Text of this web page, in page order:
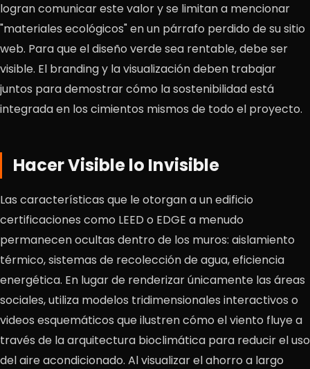
logran comunicar este valor y se limitan a mencionar
"materiales ecológicos" en un párrafo perdido de su sitio
web. Para que el diseño verde sea rentable, debe ser
visible. El branding y la visualización deben trabajar
juntos para demostrar cómo la sostenibilidad está
integrada en los cimientos mismos de todo el proyecto.
Hacer Visible lo Invisible
Las características que le otorgan a un edificio
certificaciones como LEED o EDGE a menudo
permanecen ocultas dentro de los muros: aislamiento
térmico, sistemas de recolección de agua, eficiencia
energética. En lugar de renderizar únicamente las áreas
sociales, utiliza modelos tridimensionales interactivos o
videos esquemáticos que ilustren cómo el viento fluye a
través de la arquitectura bioclimática para reducir el uso
del aire acondicionado. Al visualizar el ahorro a largo